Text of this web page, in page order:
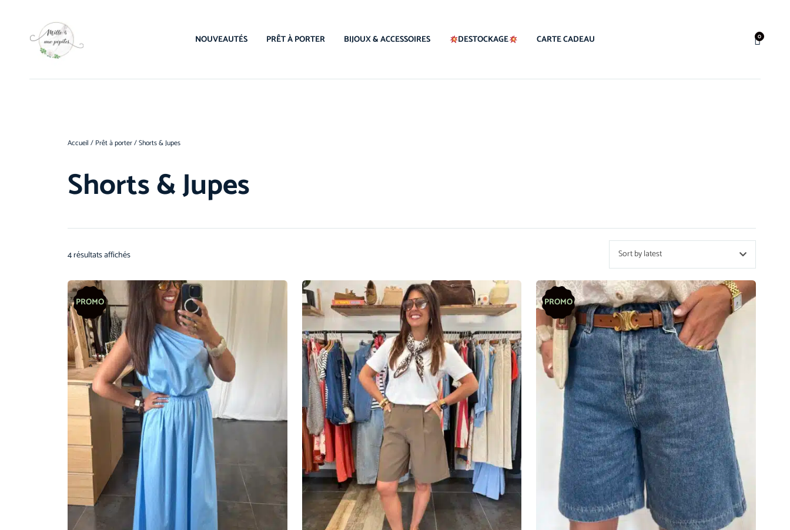
NOUVEAUTÉS PRÊT À PORTER BIJOUX & ACCESSOIRES DESTOCKAGE CARTE CADEAU 0
Accueil / Prêt à porter/ Shorts & Jupes
Shorts & Jupes
4 résultats affichés Sort by latest
PROMO PROMO